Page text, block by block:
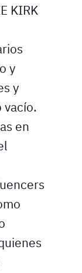
KIRK
y
y
vacío.
en